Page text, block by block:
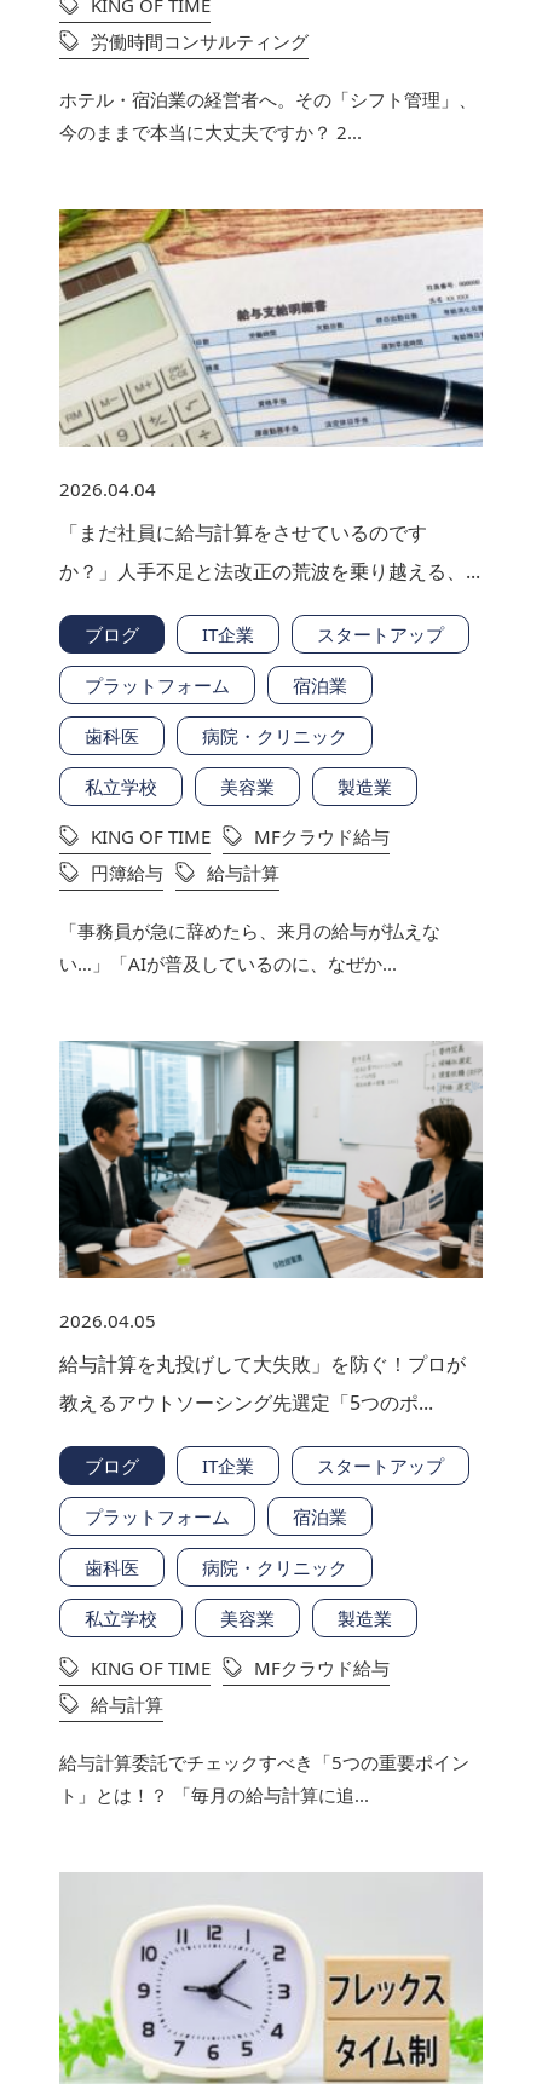
KING OF TIME
労働時間コンサルティング
ホテル・宿泊業の経営者へ。その「シフト管理」、
今のままで本当に大丈夫ですか？ 2...
2026.04.04
「まだ社員に給与計算をさせているのです
か？」人手不足と法改正の荒波を乗り越える、...
ブログ IT企業 スタートアップ
プラットフォーム 宿泊業
歯科医 病院・クリニック
私立学校 美容業 製造業
KING OF TIME
MFクラウド給与
円簿給与
給与計算
「事務員が急に辞めたら、来月の給与が払えな
い…」「AIが普及しているのに、なぜか...
2026.04.05
給与計算を丸投げして大失敗」を防ぐ！プロが
教えるアウトソーシング先選定「5つのポ...
ブログ IT企業 スタートアップ
プラットフォーム 宿泊業
歯科医 病院・クリニック
私立学校 美容業 製造業
KING OF TIME
MFクラウド給与
給与計算
給与計算委託でチェックすべき「5つの重要ポイン
ト」とは！？ 「毎月の給与計算に追...